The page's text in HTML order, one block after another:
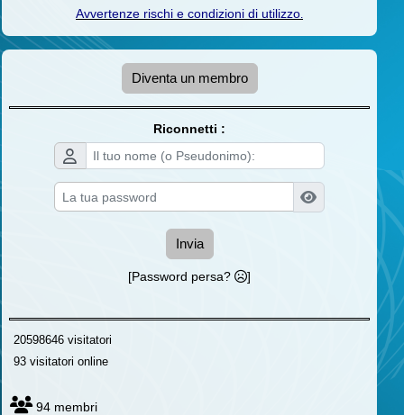
Avvertenze rischi e condizioni di utilizzo.
Diventa un membro
Riconnetti :
Invia
[Password persa? ]
20598646 visitatori
93 visitatori online
94 membri